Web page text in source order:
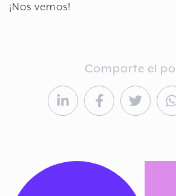
¡Nos vemos!
Comparte el
Compartir enCompartir en